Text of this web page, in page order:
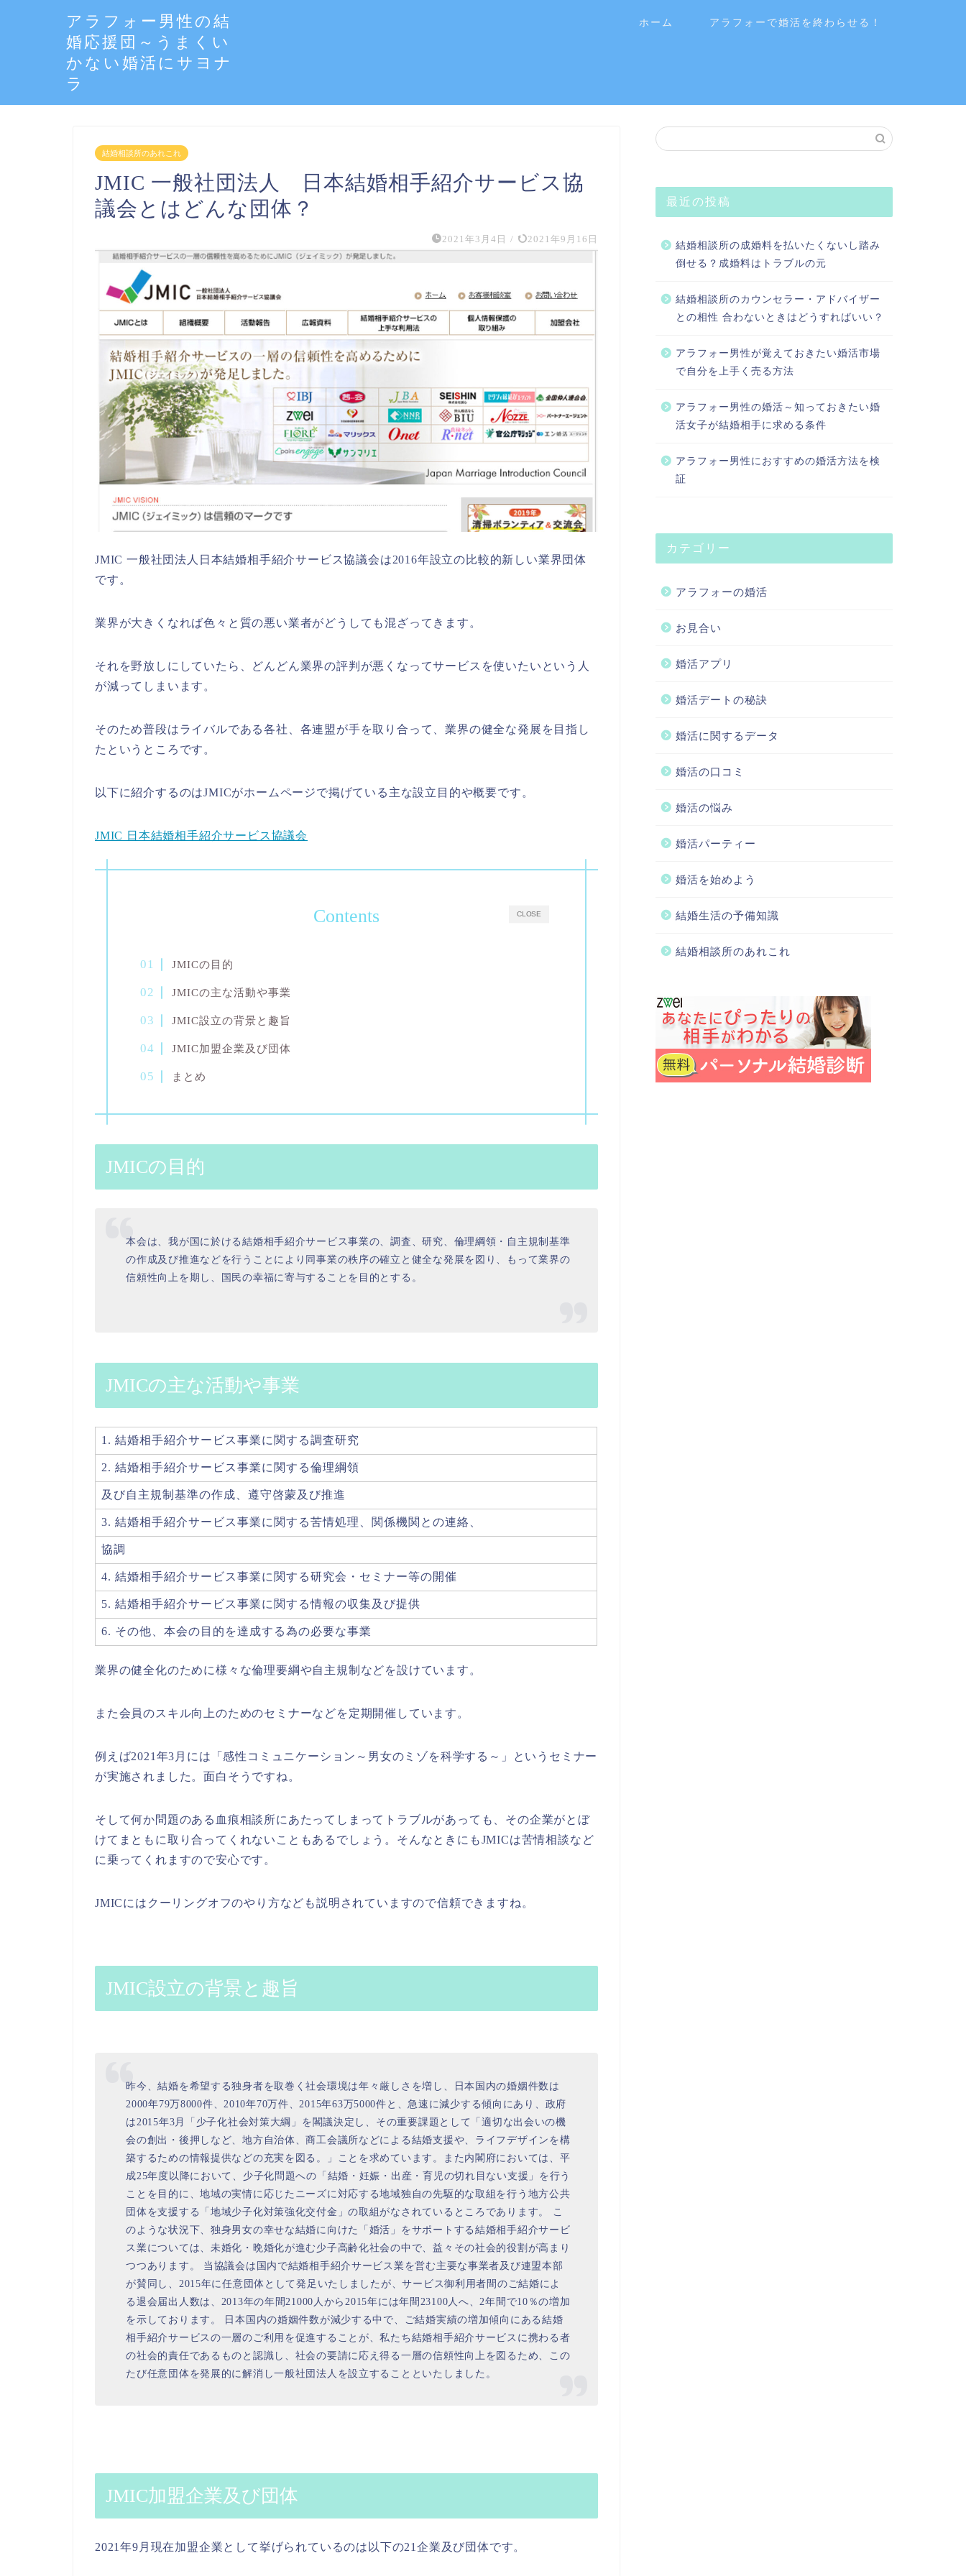
アラフォー男性の結
婚応援団～うまくい
かない婚活にサヨナ
ラ
ホーム アラフォーで婚活を終わらせる！
結婚相談所のあれこれ
JMIC 一般社団法人 日本結婚相手紹介サービス協
議会とはどんな団体？
2021年3月4日 / 2021年9月16日
JMIC 一般社団法人日本結婚相手紹介サービス協議会は2016年設立の比較的新しい業界団体
です。
業界が大きくなれば色々と質の悪い業者がどうしても混ざってきます。
それを野放しにしていたら、どんどん業界の評判が悪くなってサービスを使いたいという人
が減ってしまいます。
そのため普段はライバルである各社、各連盟が手を取り合って、業界の健全な発展を目指し
たというところです。
以下に紹介するのはJMICがホームページで掲げている主な設立目的や概要です。
JMIC 日本結婚相手紹介サービス協議会
CLOSE
Contents
JMICの目的
JMICの主な活動や事業
JMIC設立の背景と趣旨
JMIC加盟企業及び団体
まとめ
JMICの目的
本会は、我が国に於ける結婚相手紹介サービス事業の、調査、研究、倫理綱領・自主規制基準
の作成及び推進などを行うことにより同事業の秩序の確立と健全な発展を図り、もって業界の
信頼性向上を期し、国民の幸福に寄与することを目的とする。
JMICの主な活動や事業
1. 結婚相手紹介サービス事業に関する調査研究
2. 結婚相手紹介サービス事業に関する倫理綱領
及び自主規制基準の作成、遵守啓蒙及び推進
3. 結婚相手紹介サービス事業に関する苦情処理、関係機関との連絡、
協調
4. 結婚相手紹介サービス事業に関する研究会・セミナー等の開催
5. 結婚相手紹介サービス事業に関する情報の収集及び提供
6. その他、本会の目的を達成する為の必要な事業
業界の健全化のために様々な倫理要綱や自主規制などを設けています。
また会員のスキル向上のためのセミナーなどを定期開催しています。
例えば2021年3月には「感性コミュニケーション～男女のミゾを科学する～」というセミナー
が実施されました。面白そうですね。
そして何か問題のある血痕相談所にあたってしまってトラブルがあっても、その企業がとぼ
けてまともに取り合ってくれないこともあるでしょう。そんなときにもJMICは苦情相談など
に乗ってくれますので安心です。
JMICにはクーリングオフのやり方なども説明されていますので信頼できますね。
JMIC設立の背景と趣旨
昨今、結婚を希望する独身者を取巻く社会環境は年々厳しさを増し、日本国内の婚姻件数は
2000年79万8000件、2010年70万件、2015年63万5000件と、急速に減少する傾向にあり、政府
は2015年3月「少子化社会対策大綱」を閣議決定し、その重要課題として「適切な出会いの機
会の創出・後押しなど、地方自治体、商工会議所などによる結婚支援や、ライフデザインを構
築するための情報提供などの充実を図る。」ことを求めています。また内閣府においては、平
成25年度以降において、少子化問題への「結婚・妊娠・出産・育児の切れ目ない支援」を行う
ことを目的に、地域の実情に応じたニーズに対応する地域独自の先駆的な取組を行う地方公共
団体を支援する「地域少子化対策強化交付金」の取組がなされているところであります。 こ
のような状況下、独身男女の幸せな結婚に向けた「婚活」をサポートする結婚相手紹介サービ
ス業については、未婚化・晩婚化が進む少子高齢化社会の中で、益々その社会的役割が高まり
つつあります。 当協議会は国内で結婚相手紹介サービス業を営む主要な事業者及び連盟本部
が賛同し、2015年に任意団体として発足いたしましたが、サービス御利用者間のご結婚によ
る退会届出人数は、2013年の年間21000人から2015年には年間23100人へ、2年間で10％の増加
を示しております。 日本国内の婚姻件数が減少する中で、ご結婚実績の増加傾向にある結婚
相手紹介サービスの一層のご利用を促進することが、私たち結婚相手紹介サービスに携わる者
の社会的責任であるものと認識し、社会の要請に応え得る一層の信頼性向上を図るため、この
たび任意団体を発展的に解消し一般社団法人を設立することといたしました。
JMIC加盟企業及び団体
2021年9月現在加盟企業として挙げられているのは以下の21企業及び団体です。
最近の投稿
結婚相談所の成婚料を払いたくないし踏み
倒せる？成婚料はトラブルの元
結婚相談所のカウンセラー・アドバイザー
との相性 合わないときはどうすればいい？
アラフォー男性が覚えておきたい婚活市場
で自分を上手く売る方法
アラフォー男性の婚活～知っておきたい婚
活女子が結婚相手に求める条件
アラフォー男性におすすめの婚活方法を検
証
カテゴリー
アラフォーの婚活
お見合い
婚活アプリ
婚活デートの秘訣
婚活に関するデータ
婚活の口コミ
婚活の悩み
婚活パーティー
婚活を始めよう
結婚生活の予備知識
結婚相談所のあれこれ